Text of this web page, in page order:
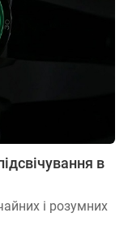
в
і розумних